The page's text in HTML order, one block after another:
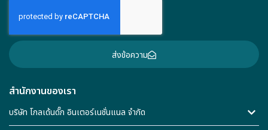
สำนักงานของเรา
บริษัท โกลเด้นดั๊ก อินเตอร์เนชั่นแนล จำกัด
ส่งข้อความ